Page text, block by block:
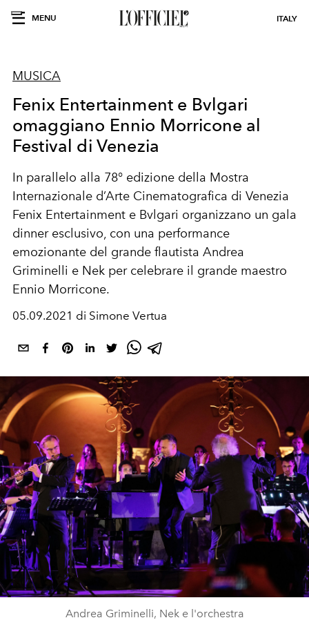
MENU ITALY
MUSICA
Fenix Entertainment e Bvlgari
omaggiano Ennio Morricone al
Festival di Venezia
In parallelo alla 78° edizione della Mostra
Internazionale d’Arte Cinematografica di Venezia
Fenix Entertainment e Bvlgari organizzano un gala
dinner esclusivo, con una performance
emozionante del grande flautista Andrea
Griminelli e Nek per celebrare il grande maestro
Ennio Morricone.
05.09.2021 di Simone Vertua
Andrea Griminelli, Nek e l'orchestra